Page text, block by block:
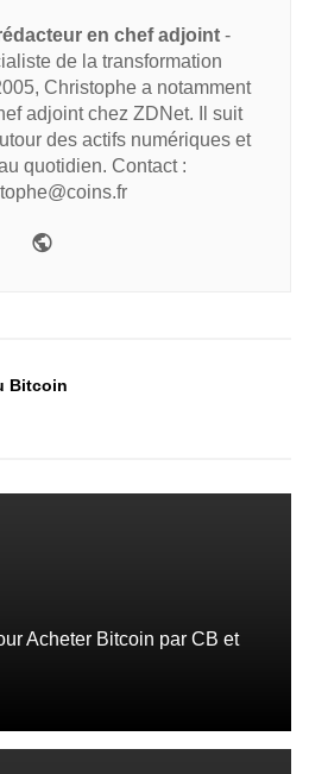
en chef adjoint -
de la transformation
Christophe a notamment
adjoint chez ZDNet. Il suit
des actifs numériques et
quotidien. Contact :
Bitcoin
Acheter Bitcoin par CB et